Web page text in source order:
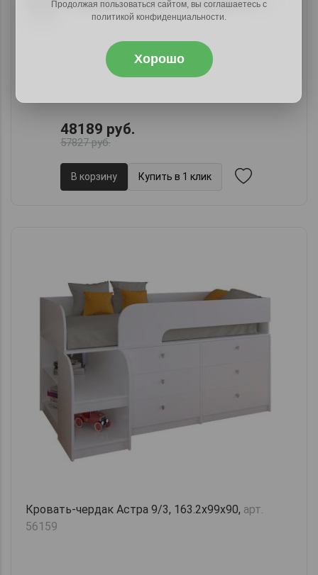
48189 руб.
57827 руб.
В корзину Купить в 1 клик
Кровать-чердак Астра 9/3, 163.2х99х90, арт.
56159
Продолжая пользоваться сайтом, вы соглашаетесь с
политикой конфиденциальности.
Хорошо